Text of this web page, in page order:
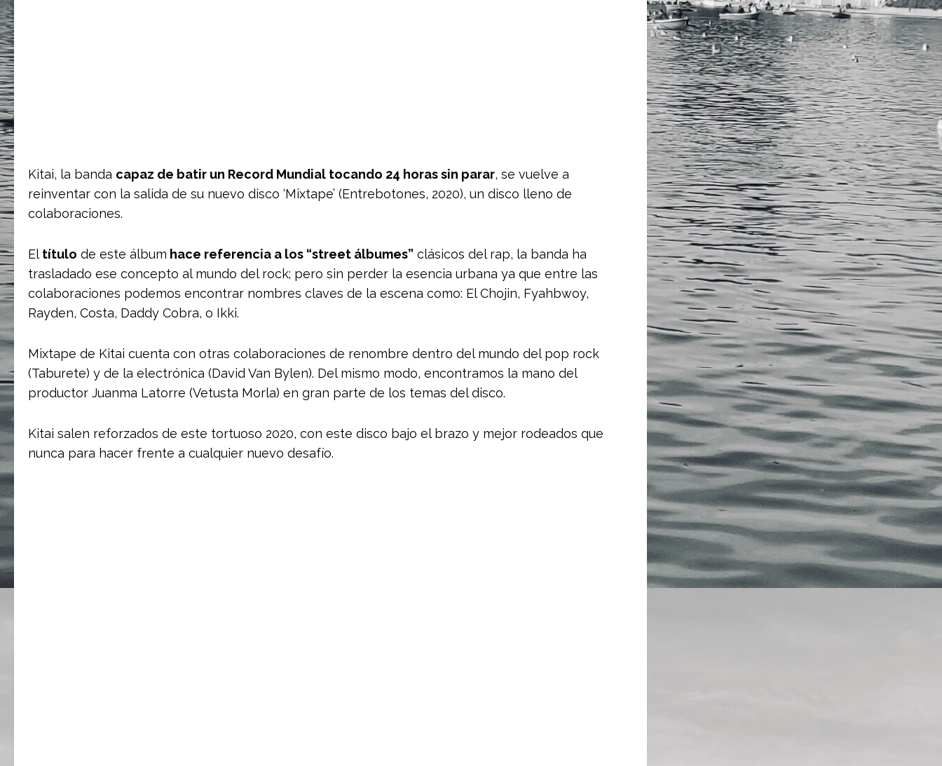
Kitai, la banda capaz de batir un Record Mundial tocando 24 horas sin parar, se vuelve a
reinventar con la salida de su nuevo disco ‘Mixtape’ (Entrebotones, 2020), un disco lleno de
colaboraciones.
El título de este álbum hace referencia a los “street álbumes” clásicos del rap, la banda ha
trasladado ese concepto al mundo del rock; pero sin perder la esencia urbana ya que entre las
colaboraciones podemos encontrar nombres claves de la escena como: El Chojin, Fyahbwoy,
Rayden, Costa, Daddy Cobra, o Ikki.
Mixtape de Kitai cuenta con otras colaboraciones de renombre dentro del mundo del pop rock
(Taburete) y de la electrónica (David Van Bylen). Del mismo modo, encontramos la mano del
productor Juanma Latorre (Vetusta Morla) en gran parte de los temas del disco.
Kitai salen reforzados de este tortuoso 2020, con este disco bajo el brazo y mejor rodeados que
nunca para hacer frente a cualquier nuevo desafío.